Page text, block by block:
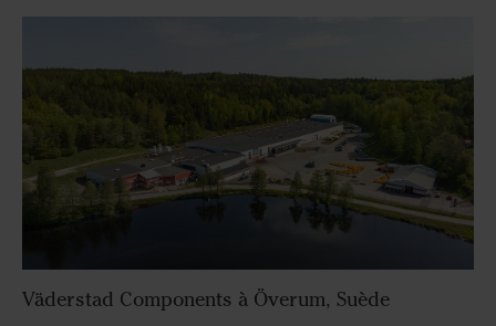
Väderstad Components à Överum, Suède